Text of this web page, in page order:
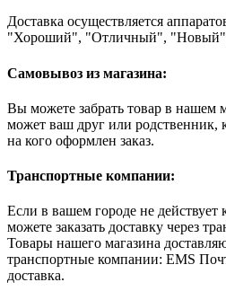
Доставка осуществляется
"Хороший", "Отличный",
Самовывоз из магазина:
Вы можете забрать товар в нашем
может ваш друг или родственник,
на кого оформлен заказ.
Транспортные компании:
Если в вашем городе не действует
можете заказать доставку через
Товары нашего магазина
транспортные компании: EMS
доставка.